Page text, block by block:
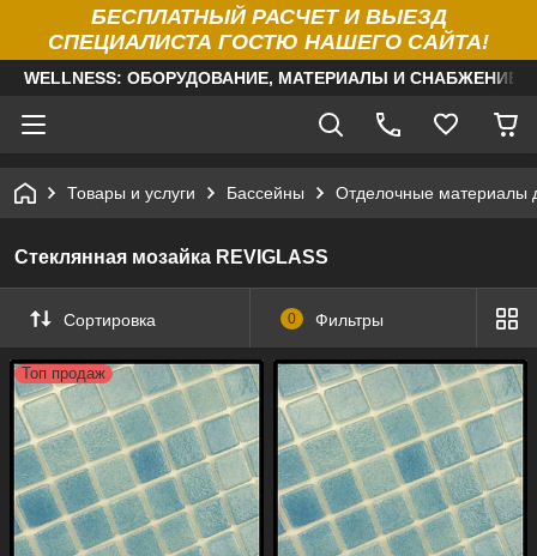
БЕСПЛАТНЫЙ РАСЧЕТ И ВЫЕЗД
СПЕЦИАЛИСТА ГОСТЮ НАШЕГО САЙТА!
WELLNESS: ОБОРУДОВАНИЕ, МАТЕРИАЛЫ И
Товары и услуги Бассейны Отделочные материалы
Стеклянная мозайка REVIGLASS
Сортировка 0 Фильтры
Топ продаж